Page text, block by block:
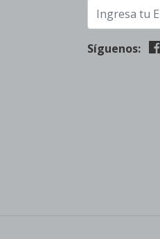
Síguenos: